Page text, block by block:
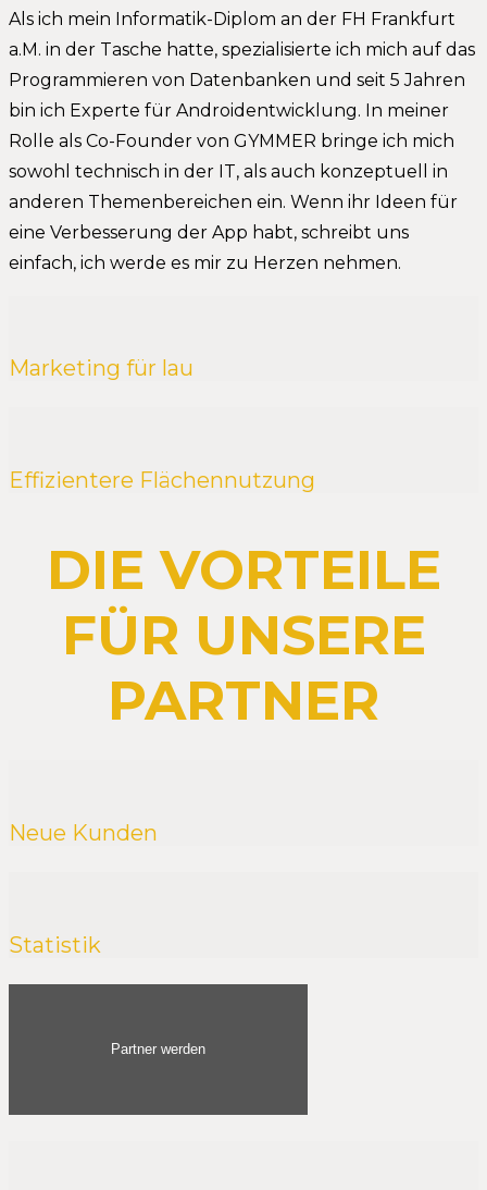
Als ich mein Informatik-Diplom an der FH Frankfurt
a.M. in der Tasche hatte, spezialisierte ich mich auf das
Programmieren von Datenbanken und seit 5 Jahren
bin ich Experte für Androidentwicklung. In meiner
Rolle als Co-Founder von GYMMER bringe ich mich
sowohl technisch in der IT, als auch konzeptuell in
anderen Themenbereichen ein. Wenn ihr Ideen für
eine Verbesserung der App habt, schreibt uns
einfach, ich werde es mir zu Herzen nehmen.
Marketing für lau
Effizientere Flächennutzung
DIE VORTEILE
FÜR UNSERE
PARTNER
Neue Kunden
Statistik
Partner werden